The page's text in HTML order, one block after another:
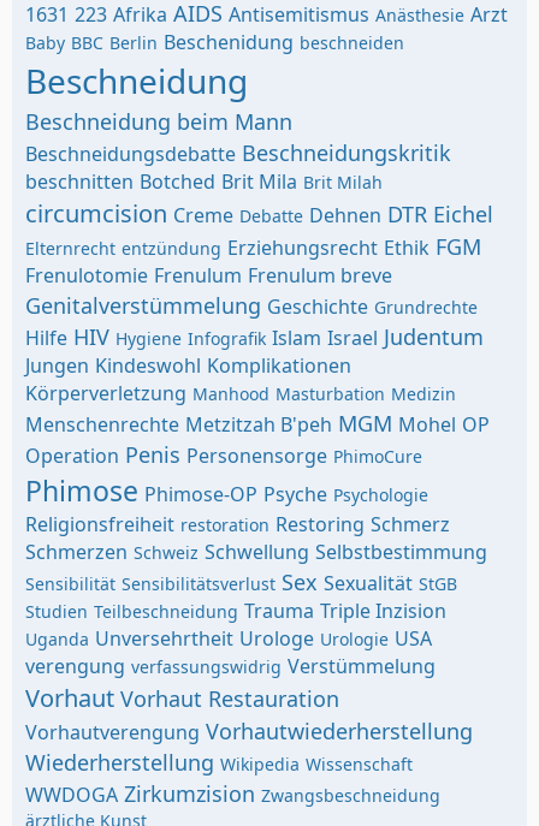
1631 223 Afrika AIDS Antisemitismus Anästhesie Arzt
Baby BBC Berlin Beschenidung beschneiden
Beschneidung
Beschneidung beim Mann
Beschneidungsdebatte Beschneidungskritik
beschnitten Botched Brit Mila Brit Milah
circumcision Creme Debatte Dehnen DTR Eichel
Elternrecht entzündung Erziehungsrecht Ethik FGM
Frenulotomie Frenulum Frenulum breve
Genitalverstümmelung Geschichte Grundrechte
Hilfe HIV Hygiene Infografik Islam Israel Judentum
Jungen Kindeswohl Komplikationen
Körperverletzung Manhood Masturbation Medizin
Menschenrechte Metzitzah B'peh MGM Mohel OP
Operation Penis Personensorge PhimoCure
Phimose Phimose-OP Psyche Psychologie
Religionsfreiheit restoration Restoring Schmerz
Schmerzen Schweiz Schwellung Selbstbestimmung
Sensibilität Sensibilitätsverlust Sex Sexualität StGB
Studien Teilbeschneidung Trauma Triple Inzision
Uganda Unversehrtheit Urologe Urologie USA
verengung verfassungswidrig Verstümmelung
Vorhaut Vorhaut Restauration
Vorhautverengung Vorhautwiederherstellung
Wiederherstellung Wikipedia Wissenschaft
WWDOGA Zirkumzision Zwangsbeschneidung
ärztliche Kunst